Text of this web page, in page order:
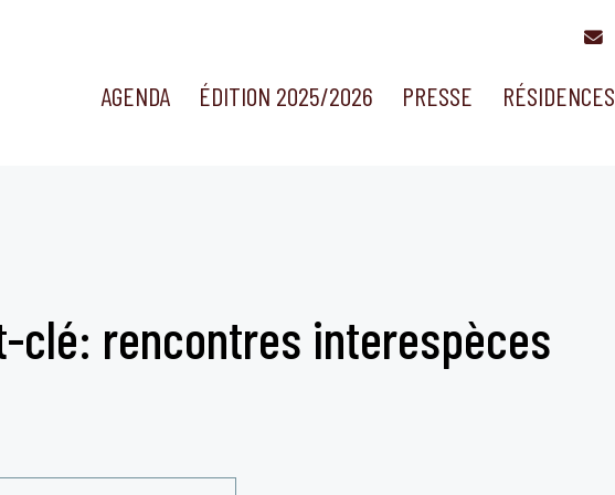
AGENDA ÉDITION 2025/2026 PRESSE RÉSIDENCES
clé: rencontres interespèces